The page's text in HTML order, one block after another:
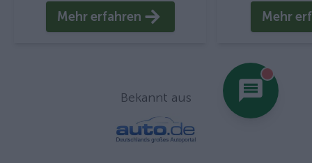
You
Mehr erfahren Mehr
Bekannt aus